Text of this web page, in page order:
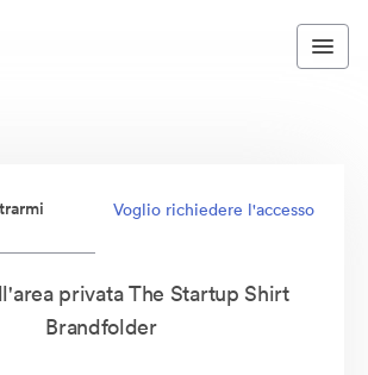
Voglio richiedere l'accesso
privata The Startup Shirt
Brandfolder